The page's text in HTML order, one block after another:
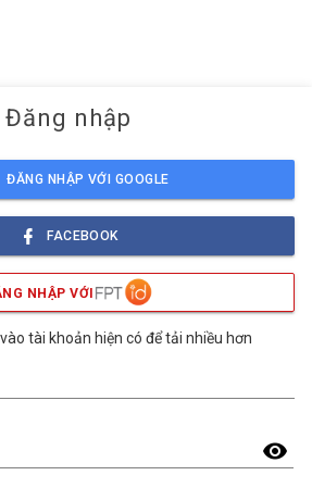
Đăng nhập
ĐĂNG NHẬP VỚI GOOGLE
FACEBOOK
NHẬP VỚI
tài khoản hiện có để tải nhiều hơn
visibility